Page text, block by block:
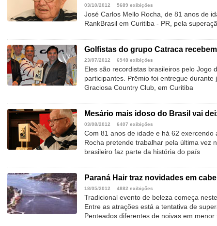
03/10/2012 5689 exibições
José Carlos Mello Rocha, de 81 anos de
RankBrasil em Curitiba - PR, pela
Golfistas do grupo Catraca
23/07/2012 6948 exibições
Eles são recordistas brasileiros pelo Jogo
participantes. Prêmio foi entregue durante
Graciosa Country Club, em Curitiba
Mesário mais idoso do Brasil vai
03/08/2012 6407 exibições
Com 81 anos de idade e há 62 exercendo
Rocha pretende trabalhar pela última vez
brasileiro faz parte da história do país
Paraná Hair traz novidades em
18/05/2012 4882 exibições
Tradicional evento de beleza começa
Entre as atrações está a tentativa de
Penteados diferentes de noivas em menor